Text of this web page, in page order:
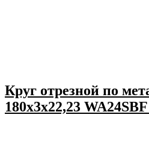
Круг отрезной по
180х3х22,23